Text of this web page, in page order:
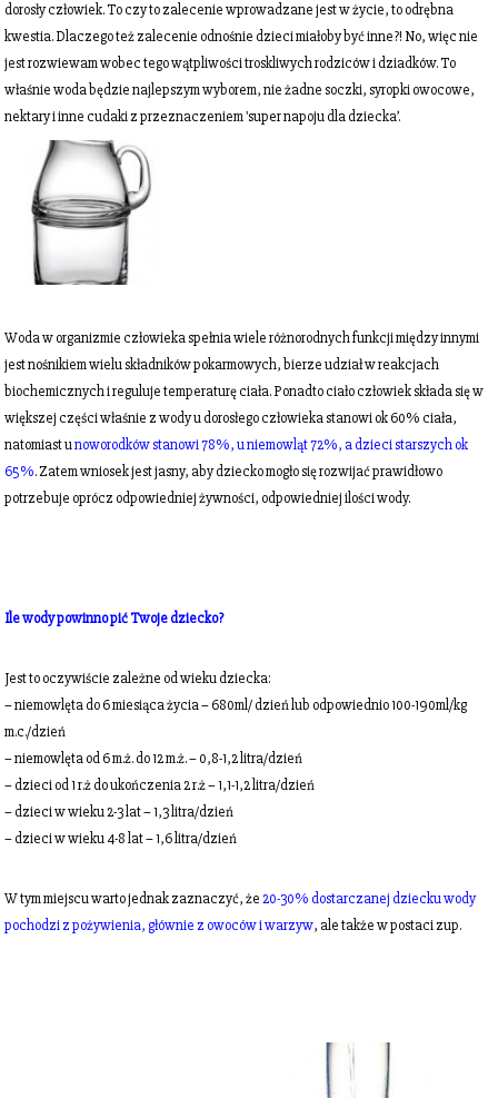
dorosły człowiek. To czy to zalecenie wprowadzane jest w życie, to odrębna
kwestia. Dlaczego też zalecenie odnośnie dzieci miałoby być inne?! No, więc nie
jest rozwiewam wobec tego wątpliwości troskliwych rodziców i dziadków. To
właśnie woda będzie najlepszym wyborem, nie żadne soczki, syropki owocowe,
nektary i inne cudaki z przeznaczeniem 'super napoju dla dziecka’.
Woda w organizmie człowieka spełnia wiele różnorodnych funkcji między innymi
jest nośnikiem wielu składników pokarmowych, bierze udział w reakcjach
biochemicznych i reguluje temperaturę ciała. Ponadto ciało człowiek składa się w
większej części właśnie z wody u dorosłego człowieka stanowi ok 60% ciała,
natomiast unoworodków stanowi 78%, u niemowląt 72%, a dzieci starszych ok
65%. Zatem wniosek jest jasny, aby dziecko mogło się rozwijać prawidłowo
potrzebuje oprócz odpowiedniej żywności, odpowiedniej ilości wody.
Ile wody powinno pić Twoje dziecko?
Jest to oczywiście zależne od wieku dziecka:
– niemowlęta do 6 miesiąca życia – 680ml/ dzień lub odpowiednio 100-190ml/kg
m.c./dzień
– niemowlęta od 6 m.ż. do 12 m.ż. – 0,8-1,2 litra/dzień
– dzieci od 1 r.ż do ukończenia 2 r.ż – 1,1-1,2 litra/dzień
– dzieci w wieku 2-3 lat – 1,3 litra/dzień
– dzieci w wieku 4-8 lat – 1,6 litra/dzień
W tym miejscu warto jednak zaznaczyć, że20-30% dostarczanej dziecku wody
pochodzi z pożywienia, głównie z owoców i warzyw, ale także w postaci zup.